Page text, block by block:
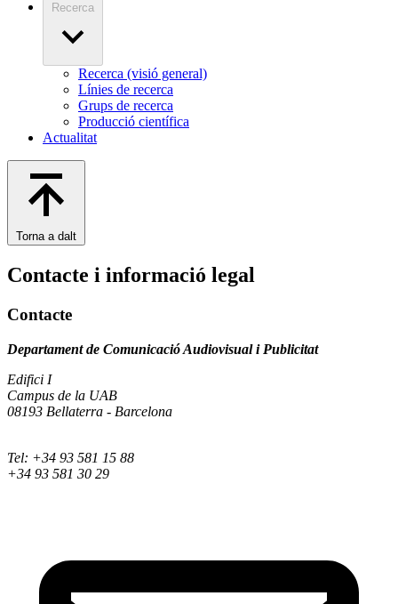
Recerca
Recerca (visió general)
Línies de recerca
Grups de recerca
Producció científica
Actualitat
Torna a dalt
Contacte i informació legal
Contacte
Departament de Comunicació Audiovisual i Publicitat
Edifici I
Campus de la UAB
08193 Bellaterra - Barcelona
Tel: +34 93 581 15 88
+34 93 581 30 29